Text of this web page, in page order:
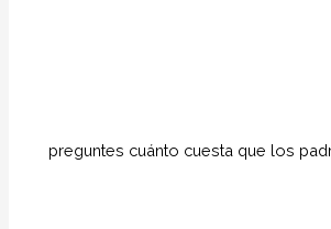
preguntes cuánto cuesta que los